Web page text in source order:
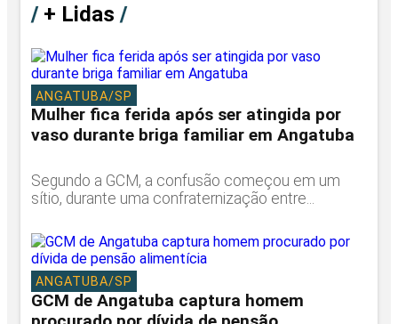
/+ Lidas /
ANGATUBA/SP
Mulher fica ferida após ser atingida por
vaso durante briga familiar em Angatuba
Segundo a GCM, a confusão começou em um
sítio, durante uma confraternização entre...
ANGATUBA/SP
GCM de Angatuba captura homem